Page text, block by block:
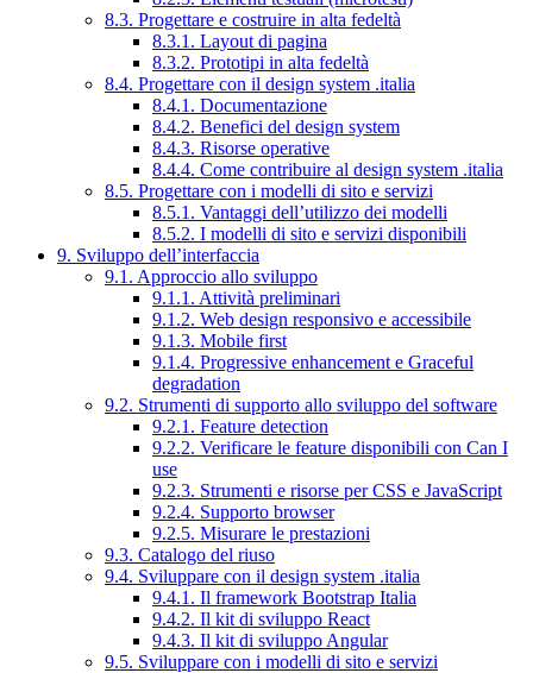
8.3. Progettare e costruire in alta fedeltà
8.3.1. Layout di pagina
8.3.2. Prototipi in alta fedeltà
8.4. Progettare con il design system .italia
8.4.1. Documentazione
8.4.2. Benefici del design system
8.4.3. Risorse operative
8.4.4. Come contribuire al design system .italia
8.5. Progettare con i modelli di sito e servizi
8.5.1. Vantaggi dell’utilizzo dei modelli
8.5.2. I modelli di sito e servizi disponibili
9. Sviluppo dell’interfaccia
9.1. Approccio allo sviluppo
9.1.1. Attività preliminari
9.1.2. Web design responsivo e accessibile
9.1.3. Mobile first
9.1.4. Progressive enhancement e Graceful
degradation
9.2. Strumenti di supporto allo sviluppo del software
9.2.1. Feature detection
9.2.2. Verificare le feature disponibili con Can I
use
9.2.3. Strumenti e risorse per CSS e JavaScript
9.2.4. Supporto browser
9.2.5. Misurare le prestazioni
9.3. Catalogo del riuso
9.4. Sviluppare con il design system .italia
9.4.1. Il framework Bootstrap Italia
9.4.2. Il kit di sviluppo React
9.4.3. Il kit di sviluppo Angular
9.5. Sviluppare con i modelli di sito e servizi